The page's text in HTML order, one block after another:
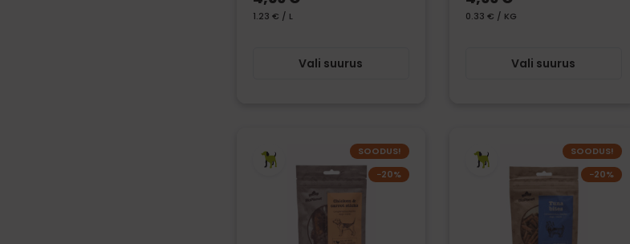
1.23 € / L
Vali suurus
0.33 € / KG
Vali suurus
SOODUS!
−20%
SOODUS!
−20%